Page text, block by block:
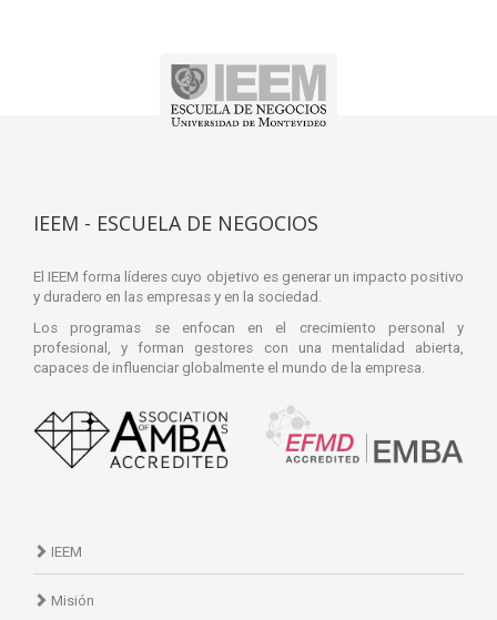
IEEM - ESCUELA DE NEGOCIOS
El IEEM forma líderes cuyo objetivo es generar un impacto positivo
y duradero en las empresas y en la sociedad.
Los programas se enfocan en el crecimiento personal y
profesional, y forman gestores con una mentalidad abierta,
capaces de influenciar globalmente el mundo de la empresa.
IEEM
Misión